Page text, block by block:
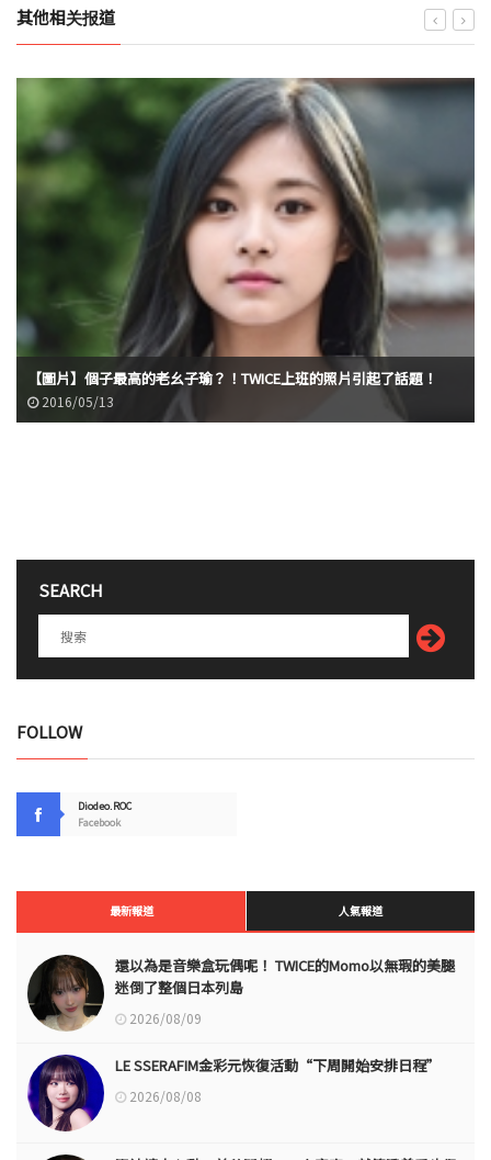
其他相关报道
【圖片】個子最高的老幺子瑜？！TWICE上班的照片引起了話題！
2016/05/13
SEARCH
FOLLOW
Diodeo.ROC
Facebook
最新報道 人氣報道
還以為是音樂盒玩偶呢！ TWICE的Momo以無瑕的美腿
迷倒了整個日本列島
2026/08/09
LE SSERAFIM金彩元恢復活動“下周開始安排日程”
2026/08/08